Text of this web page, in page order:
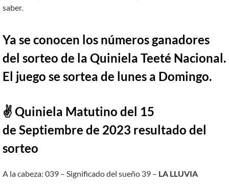
saber.
Ya se conocen los números ganadores
del sorteo de la Quiniela Teeté Nacional.
El juego se sortea de lunes a Domingo.
✌ Quiniela Matutino del 15
de Septiembre de 2023 resultado del
sorteo
A la cabeza: 039 – Significado del sueño 39 – LA LLUVIA